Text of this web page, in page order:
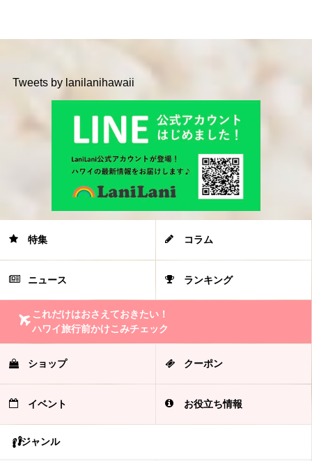
Tweets by lanilanihawaii
特集 コラム
ニュース ランキング
これだけはおさえておきたい！
ハワイ旅行前かけこみチェック
ショップ クーポン
イベント お役立ち情報
ジャンル